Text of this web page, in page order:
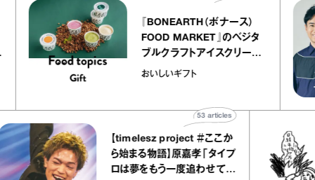
キャ
『BONEARTH（ボナース）
FOOD MARKET』のベジタ
ブルクラフトアイスクリーム
｜真野知子の「おいしいギフ
おいしいギフト
【timelesz project ＃ここか
ら始まる物語】原嘉孝「タイプ
ロは夢をもう一度追わせてく
articles